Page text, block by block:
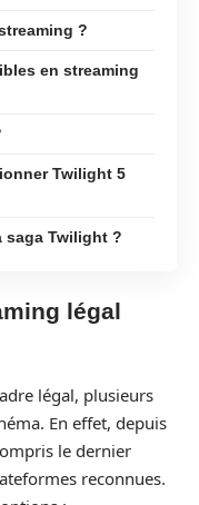
?
en streaming
Twilight 5
saga Twilight ?
légal
légal, plusieurs
En effet, depuis
le dernier
reconnues.